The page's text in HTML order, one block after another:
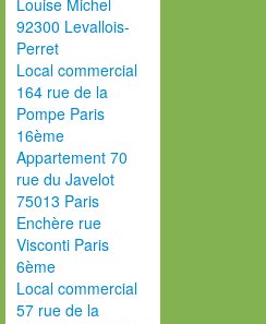
Louise Michel
92300 Levallois-
Perret
Local commercial
164 rue de la
Pompe Paris
16ème
Appartement 70
rue du Javelot
75013 Paris
Enchère rue
Visconti Paris
6ème
Local commercial
57 rue de la